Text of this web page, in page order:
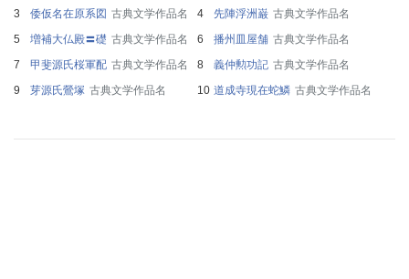
倭仮名在原系図 古典文学作品名 先陣浮洲巌 古典文学作品名
増補大仏殿〓礎 古典文学作品名 播州皿屋舗 古典文学作品名
甲斐源氏桜軍配 古典文学作品名 義仲勲功記 古典文学作品名
芽源氏鶯塚 古典文学作品名 道成寺現在蛇鱗 古典文学作品名